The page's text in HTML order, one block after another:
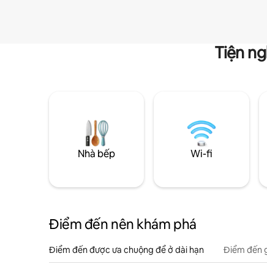
Tiện
Nhà bếp Wi-fi
Điểm đến nên khám phá
Điểm đến được ưa chuộng để ở dài hạn Điểm đến